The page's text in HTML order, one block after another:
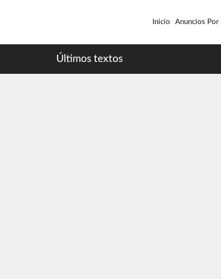
Inicio Anuncios Por
Últimos textos